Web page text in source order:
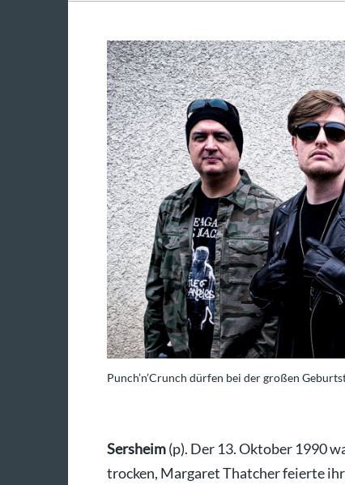
Punch’n’Crunch dürfen bei der großen
Sersheim(p). Der 13. Oktober 1990
trocken, Margaret Thatcher feierte